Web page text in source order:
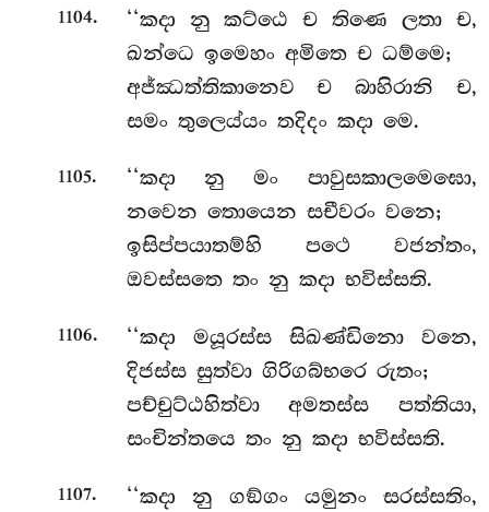
1104.
‘‘කදා නු කට්ඨෙ ච තිණෙ ලතා ච,
ඛන්ධෙ ඉමෙහං අමිතෙ ච ධම්මෙ;
අජ්ඣත්තිකානෙව ච බාහිරානි ච,
සමං තුලෙය්යං තදිදං කදා මෙ.
1105.
‘‘කදා නු මං පාවුසකාලමෙඝො,
නවෙන තොයෙන සචීවරං වනෙ;
ඉසිප්පයාතම්හි පථෙ වජන්තං,
ඔවස්සතෙ තං නු කදා භවිස්සති.
1106. ‘‘කදා මයූරස්ස සිඛණ්ඩිනො වනෙ,
දිජස්ස සුත්වා ගිරිගබ්භරෙ රුතං;
පච්චුට්ඨහිත්වා අමතස්ස පත්තියා,
සංචින්තයෙ තං නු කදා භවිස්සති.
1107.
‘‘කදා නු ගඞ්ගං යමුනං සරස්සතිං,